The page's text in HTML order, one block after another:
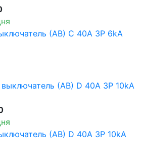
(АВ) C 40A 3P 6kA
(АВ) D 40A 3P 10kA